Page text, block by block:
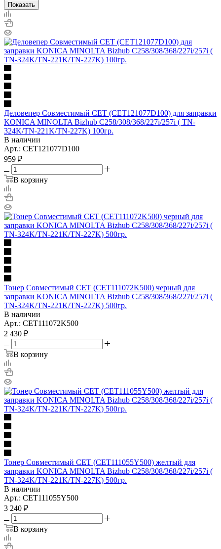
Показать
Деловепер Совместимый CET (CET121077D100) для заправки
KONICA MINOLTA Bizhub C258/308/368/227i/257i ( TN-
324K/TN-221K/TN-227K) 100гр.
В наличии
Арт.: CET121077D100
959 ₽
В корзину
Тонер Совместимый CET (CET111072K500) черный для
заправки KONICA MINOLTA Bizhub C258/308/368/227i/257i (
TN-324K/TN-221K/TN-227K) 500гр.
В наличии
Арт.: CET111072K500
2 430 ₽
В корзину
Тонер Совместимый CET (CET111055Y500) желтый для
заправки KONICA MINOLTA Bizhub C258/308/368/227i/257i (
TN-324K/TN-221K/TN-227K) 500гр.
В наличии
Арт.: CET111055Y500
3 240 ₽
В корзину